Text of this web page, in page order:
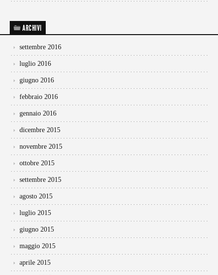
ARCHIVI
settembre 2016
luglio 2016
giugno 2016
febbraio 2016
gennaio 2016
dicembre 2015
novembre 2015
ottobre 2015
settembre 2015
agosto 2015
luglio 2015
giugno 2015
maggio 2015
aprile 2015